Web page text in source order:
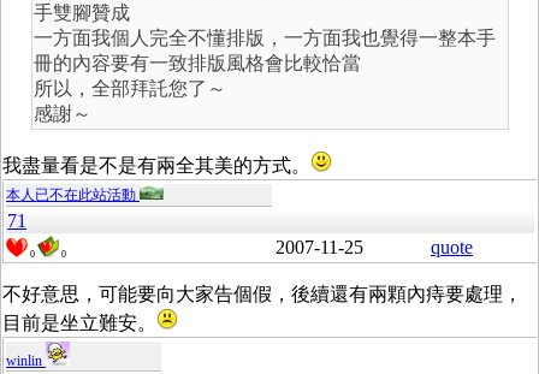
手雙腳贊成
一方面我個人完全不懂排版，一方面我也覺得一整本手
冊的內容要有一致排版風格會比較恰當
所以，全部拜託您了～
感謝～
我盡量看是不是有兩全其美的方式。
本人已不在此站活動
71
0 0 2007-11-25 quote
不好意思，可能要向大家告個假，後續還有兩顆內痔要處理，
目前是坐立難安。
winlin